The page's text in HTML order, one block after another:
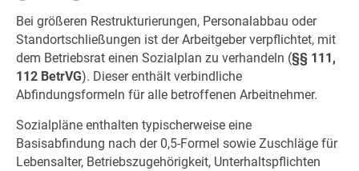
Bei größeren Restrukturierungen, Personalabbau oder
Standortschließungen ist der Arbeitgeber verpflichtet, mit
dem Betriebsrat einen Sozialplan zu verhandeln (§§ 111,
112 BetrVG). Dieser enthält verbindliche
Abfindungsformeln für alle betroffenen Arbeitnehmer.
Sozialpläne enthalten typischerweise eine
Basisabfindung nach der 0,5-Formel sowie Zuschläge für
Lebensalter, Betriebszugehörigkeit, Unterhaltspflichten